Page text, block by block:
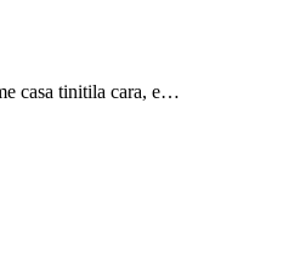
casa tinitila cara, e…